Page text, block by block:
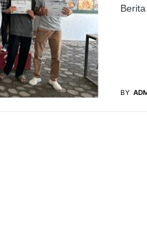
BY